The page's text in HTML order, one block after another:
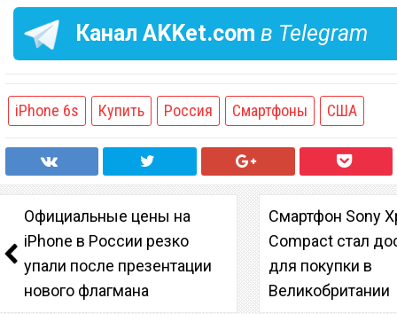
Канал AKKet.com в Telegram
iPhone 6s Купить Россия Смартфоны США
Официальные цены на
iPhone в России резко
упали после презентации
нового флагмана
Смартфон Sony
Compact стал
для покупки в
Великобритании